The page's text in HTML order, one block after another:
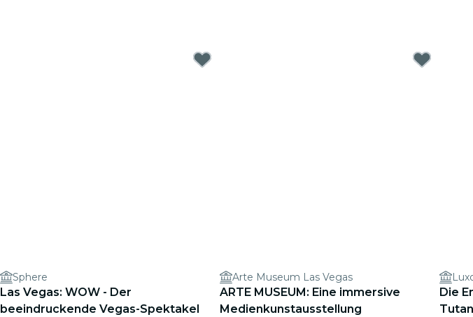
Sphere
Las Vegas: WOW - Der
beeindruckende Vegas-Spektakel
Arte Museum Las Vegas
ARTE MUSEUM: Eine immersive
Medienkunstausstellung
Die